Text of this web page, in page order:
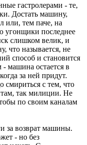
гастролерами - те,
Достать машину,
или, тем паче, на
угонщики последнее
слишком велик, и
что называется, не
способ и становится
машина остается в
за ней придут.
смириться с тем, что
так милиции. Не
по своим каналам
за возврат машины.
- но без